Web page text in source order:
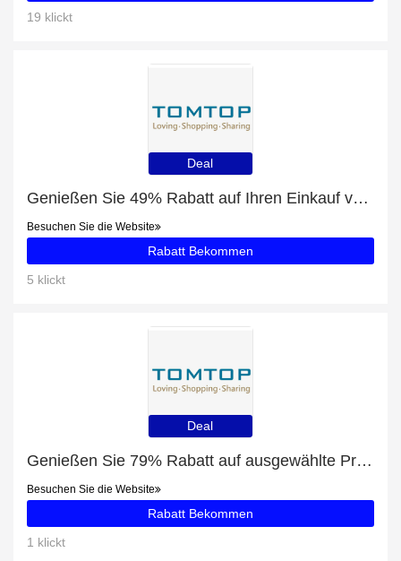
19 klickt
Deal
Genießen Sie 49% Rabatt auf Ihren Einkauf von Taschenlampe, ausschließlich online
Besuchen Sie die Website
Rabatt Bekommen
5 klickt
Deal
Genießen Sie 79% Rabatt auf ausgewählte Produkte
Besuchen Sie die Website
Rabatt Bekommen
1 klickt